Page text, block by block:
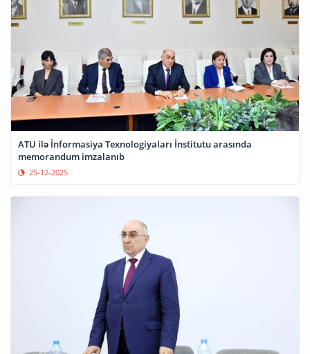
ATU ilə İnformasiya Texnologiyaları İnstitutu arasında
memorandum imzalanıb
25-12-2025